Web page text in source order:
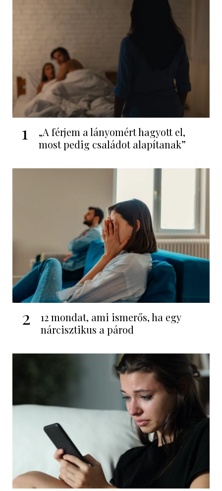
1
„A férjem a lányomért hagyott el,
most pedig családot alapítanak”
2
12 mondat, ami ismerős, ha egy
nárcisztikus a párod